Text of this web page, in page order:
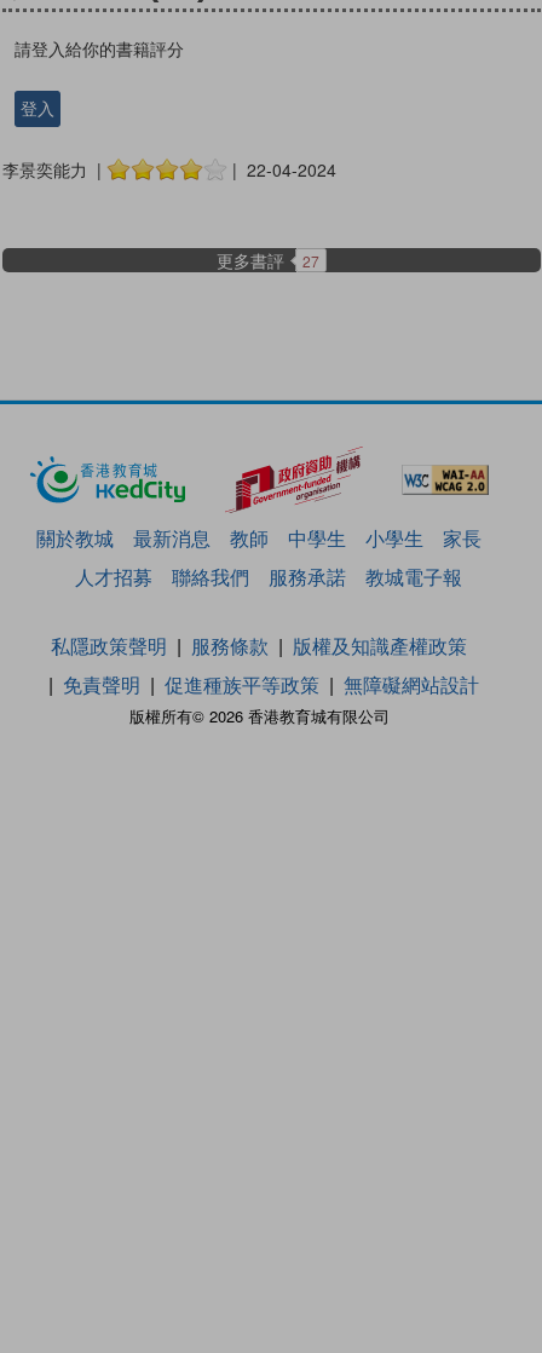
請登入給你的書籍評分
登入
李景奕能力 | | 22-04-2024
更多書評 27
關於教城 最新消息 教師 中學生 小學生
家長
人才招募
聯絡我們 服務承諾 教城電子報
版權所有© 2026 香港教育城有限公司
私隱政策聲明 服務條款
版權及知識產權政策
免責聲明
促進種族平等政策 無障礙網站設計